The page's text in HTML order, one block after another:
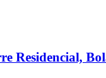
Residencial,